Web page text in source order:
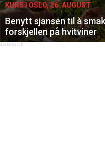
KURS I OSLO, 26. AUGUST
Benytt sjansen til å
forskjellen på hvitviner